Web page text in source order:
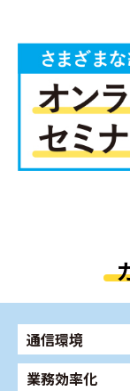
通信環境
業務効率化